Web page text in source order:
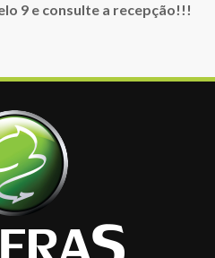
9 e consulte a recepção!!!